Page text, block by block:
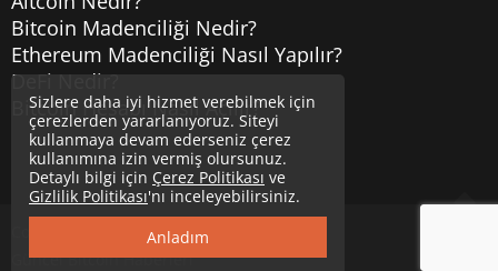
Bitcoin Madenciliği Nedir?
Ethereum Madenciliği Nasıl Yapılır?
DeFi Nedir?
Bitcoin Hesabı Nasıl Açılır?
Uzmancoin
Güncel Bitcoin Haberleri
Sizlere daha iyi hizmet verebilmek için
çerezlerden yararlanıyoruz. Siteyi
kullanmaya devam ederseniz çerez
kullanımına izin vermiş olursunuz.
Detaylı bilgi için Çerez Politikası ve
Gizlilik Politikası'nı inceleyebilirsiniz.
Anladım